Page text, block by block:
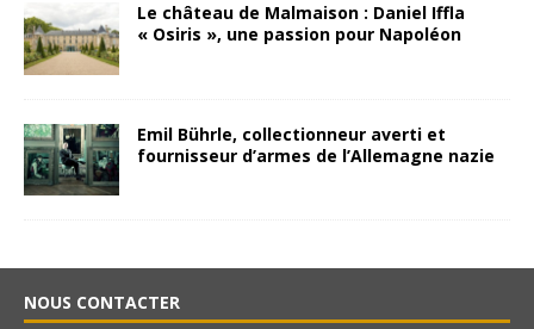
Le château de Malmaison : Daniel Iffla
« Osiris », une passion pour Napoléon
Emil Bührle, collectionneur averti et
fournisseur d’armes de l’Allemagne nazie
NOUS CONTACTER